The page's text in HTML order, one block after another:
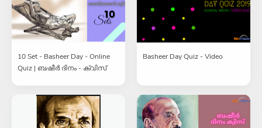
10 Set - Basheer Day - Online
Quiz | ബഷീർ ദിനം - ക്വിസ്
Basheer Day Quiz - Video